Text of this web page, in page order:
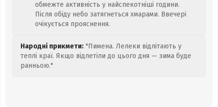
обмежте активність у найспекотніші години.
Після обіду небо затягнеться хмарами. Ввечері
очікується прояснення.
Народні прикмети: "Пимена. Лелеки відлітають у
теплі краї. Якщо відлетіли до цього дня — зима буде
ранньою."